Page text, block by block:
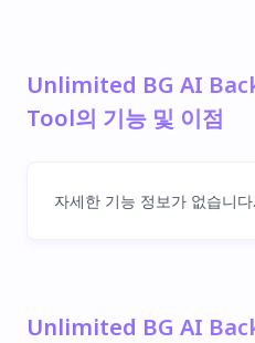
Unlimited BG AI
Tool의 기능 및 이점
자세한 기능 정보가 없습니다.
Unlimited BG AI